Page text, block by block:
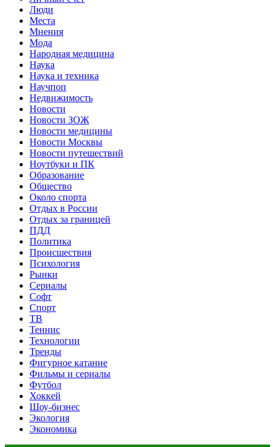
Люди
Места
Мнения
Мода
Народная медицина
Наука
Наука и техника
Научпоп
Недвижимость
Новости
Новости ЗОЖ
Новости медицины
Новости Москвы
Новости путешествий
Ноутбуки и ПК
Образование
Общество
Около спорта
Отдых в России
Отдых за границей
ПДД
Политика
Происшествия
Психология
Рынки
Сериалы
Софт
Спорт
ТВ
Теннис
Технологии
Тренды
Фигурное катание
Фильмы и сериалы
Футбол
Хоккей
Шоу-бизнес
Экология
Экономика